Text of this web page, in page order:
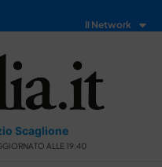
Il Network
Scaglione
ALLE 19:40